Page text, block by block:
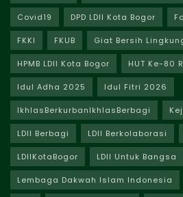
Covid19 DPD LDII Kota Bogor
FKKI FKUB Giat Bersih
HPMB LDII Kota Bogor HUT Ke-80
Idul Adha 2025 Idul Fitri 2026
IkhlasBerkurbanIkhlasBerbagi
LDII Berbagi LDII Berkolaborasi
LDIIKotaBogor LDII Untuk Bangsa
Lembaga Dakwah Islam Indonesia